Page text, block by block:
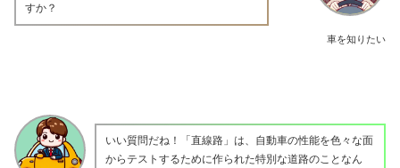
車を知りたい
すか？
いい質問だね！「直線路」は、自動車の性能を色々な面
からテストするために作られた特別な道路のことなん